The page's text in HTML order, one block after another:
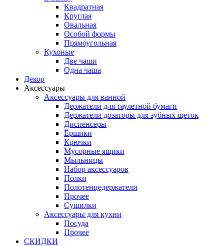
Квадратная
Круглая
Овальная
Особой формы
Прямоугольная
Кухоные
Две чаши
Одна чаша
Декор
Аксессуары
Аксессуары для ванной
Держатели для таулетной бумаги
Держатели дозаторы для зубных щеток
Диспенсеры
Ёршики
Крючки
Мусорные ящики
Мыльницы
Набор аксессуаров
Полки
Полотенцедержатели
Прочее
Сушилки
Аксессуары для кухни
Посуда
Прочее
СКИДКИ